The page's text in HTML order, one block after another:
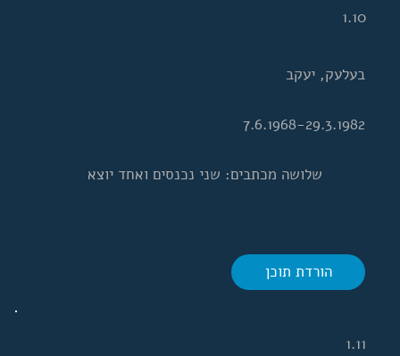
הורדת תוכן
שלושה מכתבים: שני נכנסים ואחד יוצא
7.6.1968-29.3.1982
בעלעק, יעקב
1.10
1.11